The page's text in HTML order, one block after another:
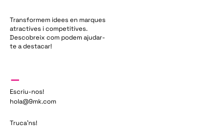
Transformem idees en marques
atractives i competitives.
Descobreix com podem ajudar-
te a destacar!
Escriu-nos!
hola@9mk.com
Truca'ns!